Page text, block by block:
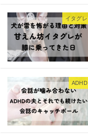
イタグレ
ADHD